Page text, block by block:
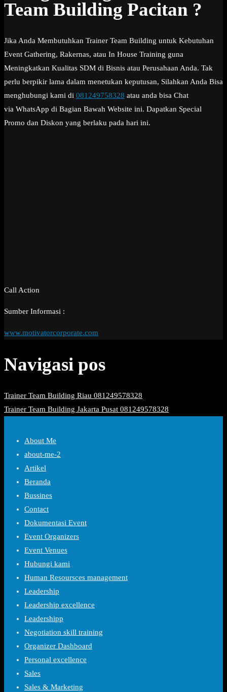
Team Building Pacitan ?
Jika Anda Membutuhkan Trainer Team Building untuk Kebutuhan
Event Gathering, Rakernas, atau In House Training guna
Meningkatkan Kualitas SDM di Bisnis atau Perusahaan Anda. Tak
perlu berpikir lama dalam menetukan keputusan, Silahkan Anda Bisa
menghubungi kami di 081249758328 atau anda bisa Chat
via WhatsApp di Bagian Bawah Website ini. Dapatkan Special
Promo dan Diskon yang berlaku pada hari ini.
Call Action
Sumber Informasi :
www.motivatorcorporate.com
Navigasi pos
Trainer Team Building Riau 081249578328
Trainer Team Building Jakarta Pusat 081249578328
About Me
about-me-2
Artikel
Beranda
Bussines
Contact
Dokumentasi Event
Event Organizers
Event Venues
Hubungi kami
Human Resoursces management
Leadership
Leadership excellence
Leadershipp
Negotiation skill training
Organizer Dashboard
Personal excellence
Sales
Sales & Marketing